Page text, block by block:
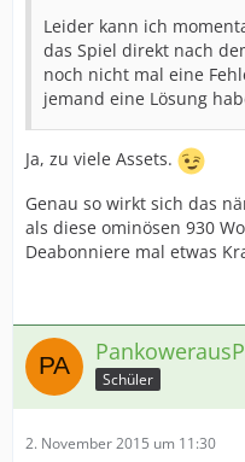
Leider kann ich
das Spiel direkt nach
noch nicht mal eine
jemand eine Lösung
Ja, zu viele Assets.
Genau so wirkt sich das
als diese ominösen 930
Deabonniere mal etwas
Schüler
2. November 2015 um 11:30